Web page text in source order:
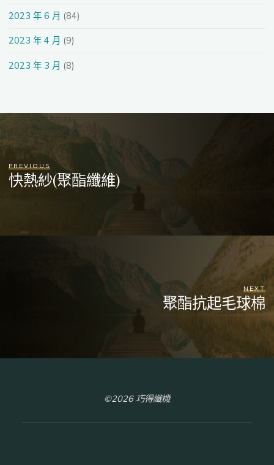
2023 年 6 月 (84)
2023 年 4 月 (9)
2023 年 3 月 (8)
PREVIOUS
快熱紗(聚酯纖維)
NEXT
聚酯抗起毛球棉
©2026 巧得纖機